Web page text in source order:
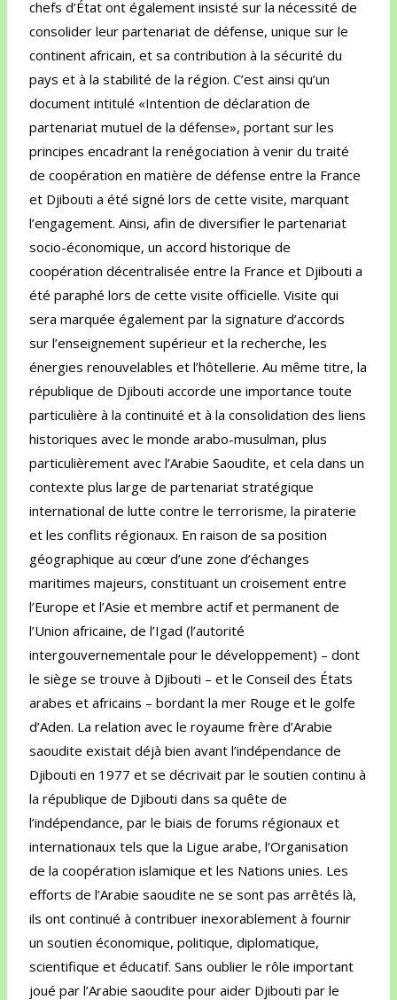
chefs d’État ont également insisté sur la nécessité de
consolider leur partenariat de défense, unique sur le
continent africain, et sa contribution à la sécurité du
pays et à la stabilité de la région. C’est ainsi qu’un
document intitulé «Intention de déclaration de
partenariat mutuel de la défense», portant sur les
principes encadrant la renégociation à venir du traité
de coopération en matière de défense entre la France
et Djibouti a été signé lors de cette visite, marquant
l’engagement. Ainsi, afin de diversifier le partenariat
socio-économique, un accord historique de
coopération décentralisée entre la France et Djibouti a
été paraphé lors de cette visite officielle. Visite qui
sera marquée également par la signature d’accords
sur l’enseignement supérieur et la recherche, les
énergies renouvelables et l’hôtellerie. Au même titre, la
république de Djibouti accorde une importance toute
particulière à la continuité et à la consolidation des liens
historiques avec le monde arabo-musulman, plus
particulièrement avec l’Arabie Saoudite, et cela dans un
contexte plus large de partenariat stratégique
international de lutte contre le terrorisme, la piraterie
et les conflits régionaux. En raison de sa position
géographique au cœur d’une zone d’échanges
maritimes majeurs, constituant un croisement entre
l’Europe et l’Asie et membre actif et permanent de
l’Union africaine, de l’Igad (l’autorité
intergouvernementale pour le développement) – dont
le siège se trouve à Djibouti – et le Conseil des États
arabes et africains – bordant la mer Rouge et le golfe
d’Aden. La relation avec le royaume frère d’Arabie
saoudite existait déjà bien avant l’indépendance de
Djibouti en 1977 et se décrivait par le soutien continu à
la république de Djibouti dans sa quête de
l’indépendance, par le biais de forums régionaux et
internationaux tels que la Ligue arabe, l’Organisation
de la coopération islamique et les Nations unies. Les
efforts de l’Arabie saoudite ne se sont pas arrêtés là,
ils ont continué à contribuer inexorablement à fournir
un soutien économique, politique, diplomatique,
scientifique et éducatif. Sans oublier le rôle important
joué par l’Arabie saoudite pour aider Djibouti par le